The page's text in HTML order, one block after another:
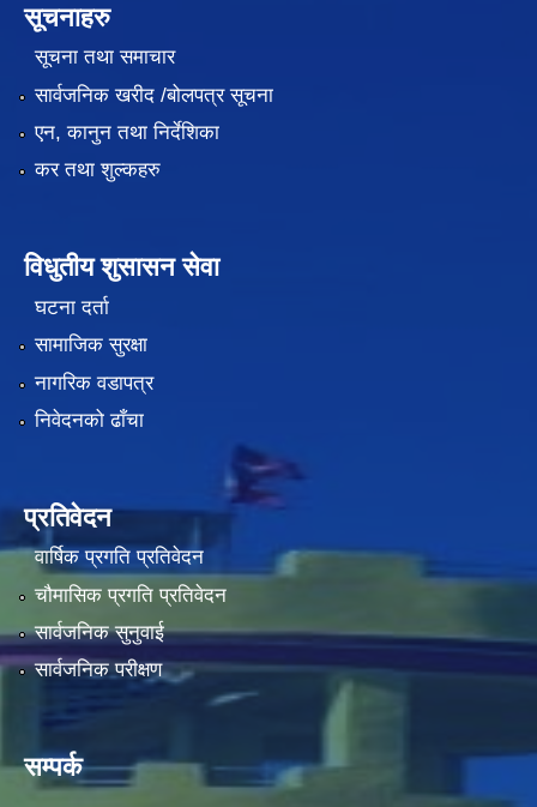
सूचनाहरु
सूचना तथा समाचार
सार्वजनिक खरीद /बोलपत्र सूचना
एन, कानुन तथा निर्देशिका
कर तथा शुल्कहरु
विधुतीय शुसासन सेवा
घटना दर्ता
सामाजिक सुरक्षा
नागरिक वडापत्र
निवेदनको ढाँचा
प्रतिवेदन
वार्षिक प्रगति प्रतिवेदन
चौमासिक प्रगति प्रतिवेदन
सार्वजनिक सुनुवाई
सार्वजनिक परीक्षण
सम्पर्क